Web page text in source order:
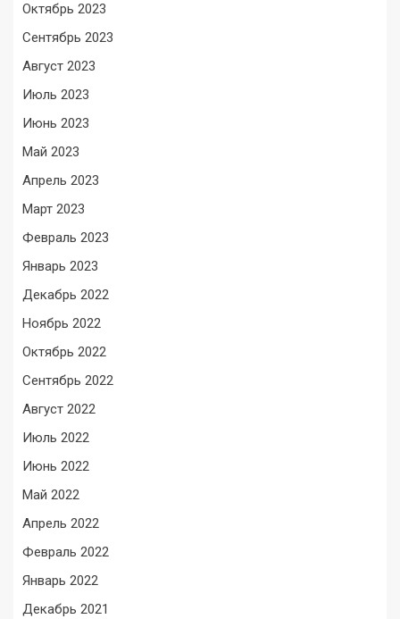
Октябрь 2023
Сентябрь 2023
Август 2023
Июль 2023
Июнь 2023
Май 2023
Апрель 2023
Март 2023
Февраль 2023
Январь 2023
Декабрь 2022
Ноябрь 2022
Октябрь 2022
Сентябрь 2022
Август 2022
Июль 2022
Июнь 2022
Май 2022
Апрель 2022
Февраль 2022
Январь 2022
Декабрь 2021